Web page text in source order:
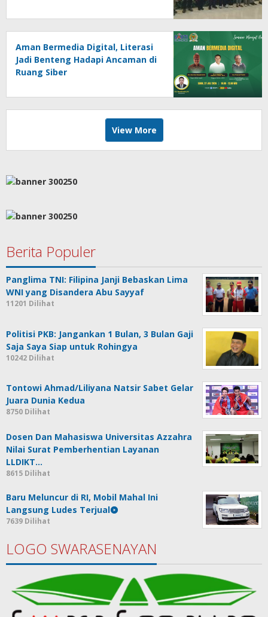
Aman Bermedia Digital, Literasi
Jadi Benteng Hadapi Ancaman di
Ruang Siber
View More
Berita Populer
Panglima TNI: Filipina Janji Bebaskan Lima
WNI yang Disandera Abu Sayyaf
11201 Dilihat
Politisi PKB: Jangankan 1 Bulan, 3 Bulan Gaji
Saja Saya Siap untuk Rohingya
10242 Dilihat
Tontowi Ahmad/Liliyana Natsir Sabet Gelar
Juara Dunia Kedua
8750 Dilihat
Dosen Dan Mahasiswa Universitas Azzahra
Nilai Surat Pemberhentian Layanan
LLDIKT…
8615 Dilihat
Baru Meluncur di RI, Mobil Mahal Ini
Langsung Ludes Terjual
7639 Dilihat
LOGO SWARASENAYAN